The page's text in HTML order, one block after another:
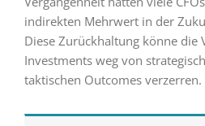
indirekten Mehrwert in der
Diese Zurückhaltung könne die
Investments weg von
taktischen Outcomes verzerren.